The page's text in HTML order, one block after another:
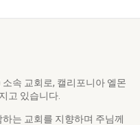
속 교회로, 캘리포니아 엘몬
고 있습니다.
는 교회를 지향하며 주님께